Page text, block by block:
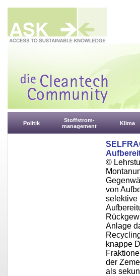
Politik
Stoffstrom-
management
Klima
©
von
selektive
Anlage
knappe
der
als